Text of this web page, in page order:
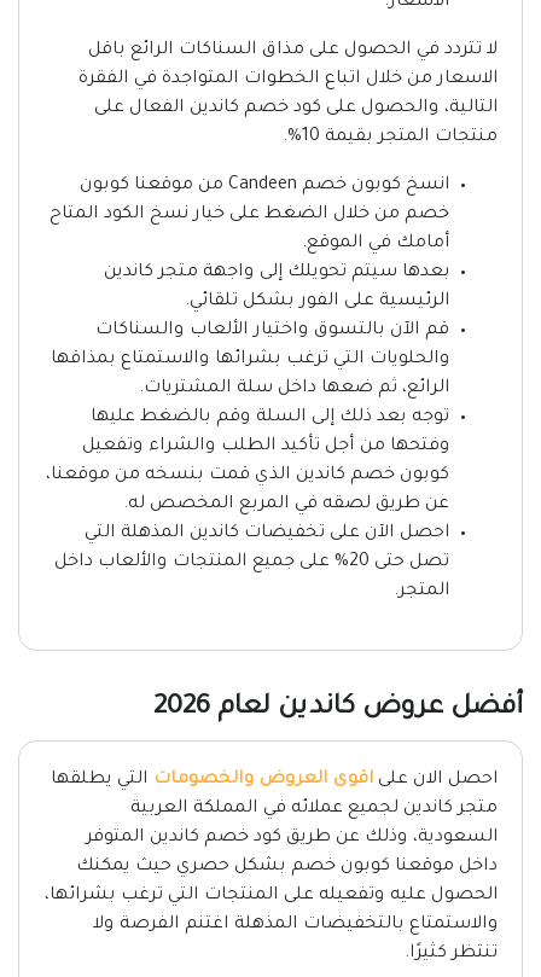
لا تتردد في الحصول على مذاق السناكات الرائع باقل
الاسعار من خلال اتباع الخطوات المتواجدة في الفقرة
التالية، والحصول على كود خصم كاندين الفعال على
منتجات المتجر بقيمة 10%.
انسخ كوبون خصم Candeen من موقعنا كوبون
خصم من خلال الضغط على خيار نسخ الكود المتاح
أمامك في الموقع.
بعدها سيتم تحويلك إلى واجهة متجر كاندين
الرئيسية على الفور بشكل تلقائي.
قم الآن بالتسوق واختيار الألعاب والسناكات
والحلويات التي ترغب بشرائها والاستمتاع بمذاقها
الرائع، ثم ضعها داخل سلة المشتريات.
توجه بعد ذلك إلى السلة وقم بالضغط عليها
وفتحها من أجل تأكيد الطلب والشراء وتفعيل
كوبون خصم كاندين الذي قمت بنسخه من موقعنا،
عن طريق لصقه في المربع المخصص له.
احصل الآن على تخفيضات كاندين المذهلة التي
تصل حتى 20% على جميع المنتجات والألعاب داخل
المتجر.
أفضل عروض كاندين لعام 2026
احصل الان على اقوى العروض والخصومات التي يطلقها
متجر كاندين لجميع عملائه في المملكة العربية
السعودية، وذلك عن طريق كود خصم كاندين المتوفر
داخل موقعنا كوبون خصم بشكل حصري حيث يمكنك
الحصول عليه وتفعيله على المنتجات التي ترغب بشرائها،
والاستمتاع بالتخفيضات المذهلة اغتنم الفرصة ولا
تنتظر كثيرًا.